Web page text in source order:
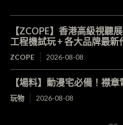
【ZCOPE】香港高級視聽
工程機試玩 + 各大品牌最新
ZCOPE 2026-08-08
【場料】動漫宅必備！襟
玩物 2026-08-08